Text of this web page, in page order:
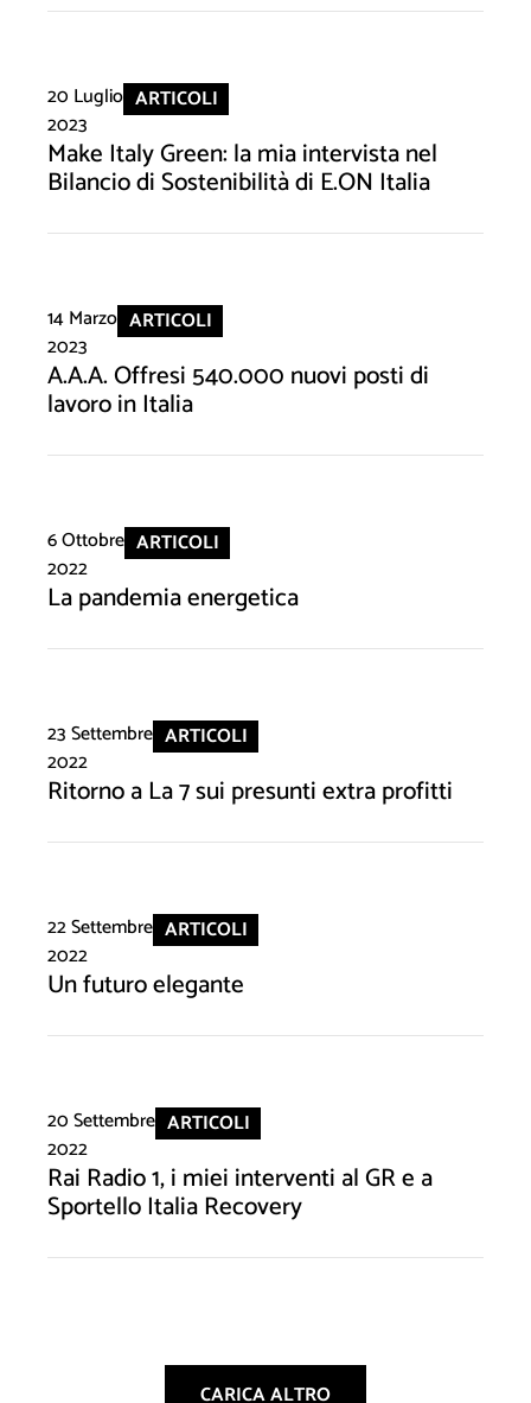
20 Luglio
2023
ARTICOLI
Make Italy Green: la mia intervista nel
Bilancio di Sostenibilità di E.ON Italia
14 Marzo
2023
ARTICOLI
A.A.A. Offresi 540.000 nuovi posti di
lavoro in Italia
6 Ottobre
2022
ARTICOLI
La pandemia energetica
23 Settembre
2022
ARTICOLI
Ritorno a La 7 sui presunti extra profitti
22 Settembre
2022
ARTICOLI
Un futuro elegante
20 Settembre
2022
ARTICOLI
Rai Radio 1, i miei interventi al GR e a
Sportello Italia Recovery
CARICA ALTRO